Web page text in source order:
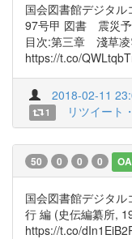
国会図書館デジタ
97号甲 図書 震災予
目次:第三章 淺草
https://t.co/
2018-02-11
1 リツイート
50 0 0 0 OA
国会図書館デジタ
行 編 (史伝編纂所,
https://t.co/